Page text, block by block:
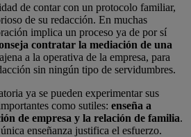
de contar con un protocolo familiar,
de su redacción. En muchas
implica un proceso ya de por sí
contratar la mediación de una
a la operativa de la empresa, para
sin ningún tipo de servidumbres.
ya se pueden experimentar sus
como sutiles: enseña a
de empresa y la relación de familia.
enseñanza justifica el esfuerzo.